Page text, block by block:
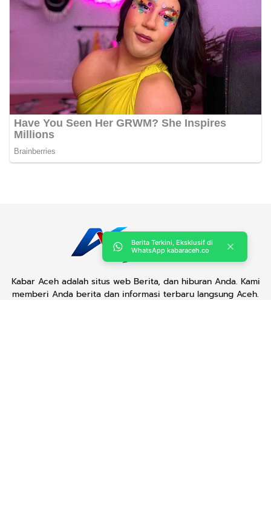
Kabar Aceh adalah situs web Berita, dan hiburan Anda. Kami
memberi Anda berita dan informasi terbaru langsung Aceh.
Berita Terkini, Eksklusif di
WhatsApp kabaraceh.co